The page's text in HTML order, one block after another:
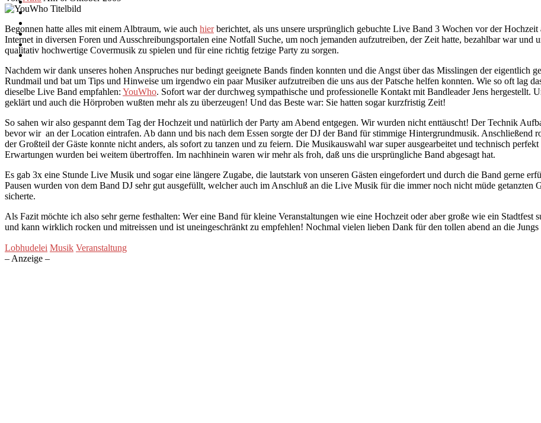
Begonnen hatte alles mit einem Albtraum, wie auch hierberichtet, als uns unsere ursprünglich gebuchte Live Band 3 Wochen vor der
Internet in diversen Foren und Ausschreibungsportalen eine Notfall Suche, um noch jemanden aufzutreiben, der Zeit hatte, bezahlbar war
qualitativ hochwertige Covermusik zu spielen und für eine richtig fetzige Party zu sorgen.
Nachdem wir dank unseres hohen Anspruches nur bedingt geeignete Bands finden konnten und die Angst über das Misslingen der eigentlich
Rundmail und bat um Tips und Hinweise um irgendwo ein paar Musiker aufzutreiben die uns aus der Patsche helfen konnten. Wie so oft lag
dieselbe Live Band empfahlen: YouWho. Sofort war der durchweg sympathische und professionelle Kontakt mit Bandleader Jens hergestellt.
geklärt und auch die Hörproben wußten mehr als zu überzeugen! Und das Beste war: Sie hatten sogar kurzfristig Zeit!
So sahen wir also gespannt dem Tag der Hochzeit und natürlich der Party am Abend entgegen. Wir wurden nicht enttäuscht! Der Technik
bevor wir an der Location eintrafen. Ab dann und bis nach dem Essen sorgte der DJ der Band für stimmige Hintergrundmusik. Anschließend
der Großteil der Gäste konnte nicht anders, als sofort zu tanzen und zu feiern. Die Musikauswahl war super ausgearbeitet und technisch
Erwartungen wurden bei weitem übertroffen. Im nachhinein waren wir mehr als froh, daß uns die ursprüngliche Band abgesagt hat.
Es gab 3x eine Stunde Live Musik und sogar eine längere Zugabe, die lautstark von unseren Gästen eingefordert und durch die Band gerne
Pausen wurden von dem Band DJ sehr gut ausgefüllt, welcher auch im Anschluß an die Live Musik für die immer noch nicht müde getanzten
sicherte.
Als Fazit möchte ich also sehr gerne festhalten: Wer eine Band für kleine Veranstaltungen wie eine Hochzeit oder aber große wie ein
und kann wirklich rocken und mitreissen und ist uneingeschränkt zu empfehlen! Nochmal vielen lieben Dank für den tollen abend an die
Lobhudelei Musik Veranstaltung
– Anzeige –